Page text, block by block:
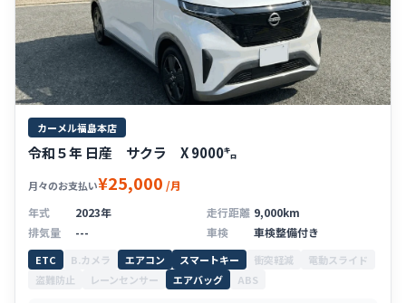
カーメル福島本店
令和５年 日産 サクラ X 9000㌔
月々のお支払い¥25,000 /月
年式
2023年 走行距離 9,000km
排気量
--- 車検 車検整備付き
ETC B.カメラ エアコン スマートキー 衝突軽減
電動スライド
盗難防止
レーンセンサー エアバッグ ABS